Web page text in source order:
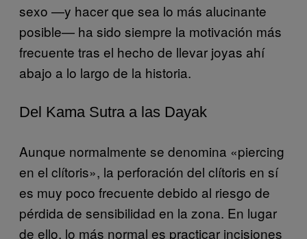
sexo —y hacer que sea lo más alucinante
posible— ha sido siempre la motivación más
frecuente tras el hecho de llevar joyas ahí
abajo a lo largo de la historia.
Del Kama Sutra a las Dayak
Aunque normalmente se denomina «piercing
en el clítoris», la perforación del clítoris en sí
es muy poco frecuente debido al riesgo de
pérdida de sensibilidad en la zona. En lugar
de ello, lo más normal es practicar incisiones